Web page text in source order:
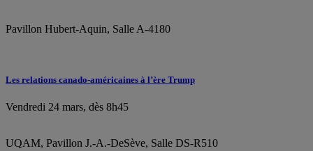
Pavillon Hubert-Aquin, Salle A-4180
Les relations canado-américaines à l’ère Trump
Vendredi 24 mars, dès 8h45
UQAM, Pavillon J.-A.-DeSève, Salle DS-R510